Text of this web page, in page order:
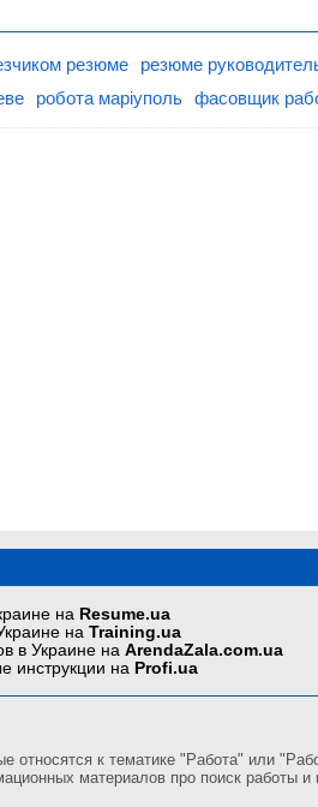
резюме резюме
робота маріуполь фасовщик
на Resume.ua
на Training.ua
в Украине на ArendaZala.com.ua
инструкции на Profi.ua
к тематике "Работа" или
материалов про поиск работы и